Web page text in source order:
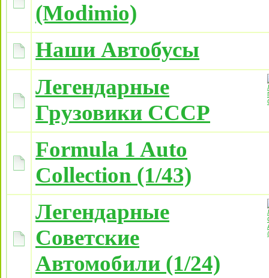
(Modimio)
Наши Автобусы
Легендарные
Грузовики СССР
Formula 1 Auto
Collection (1/43)
Легендарные
Советские
Автомобили (1/24)